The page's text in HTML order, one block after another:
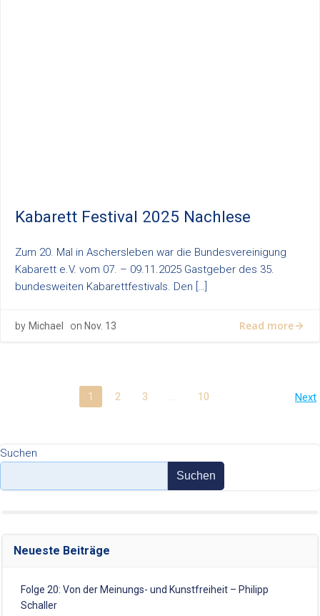
Kabarett Festival 2025 Nachlese
Zum 20. Mal in Aschersleben war die Bundesvereinigung
Kabarett e.V. vom 07. – 09.11.2025 Gastgeber des 35.
bundesweiten Kabarettfestivals. Den […]
by Michael on Nov. 13 Read more
Posts Page
1 Page
2 Page
3 … Page
10 Next
Suchen
Suchen
Neueste Beiträge
Folge 20: Von der Meinungs- und Kunstfreiheit – Philipp
Schaller